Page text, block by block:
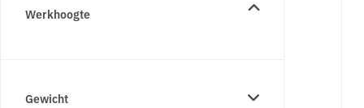
Werkhoogte
Gewicht